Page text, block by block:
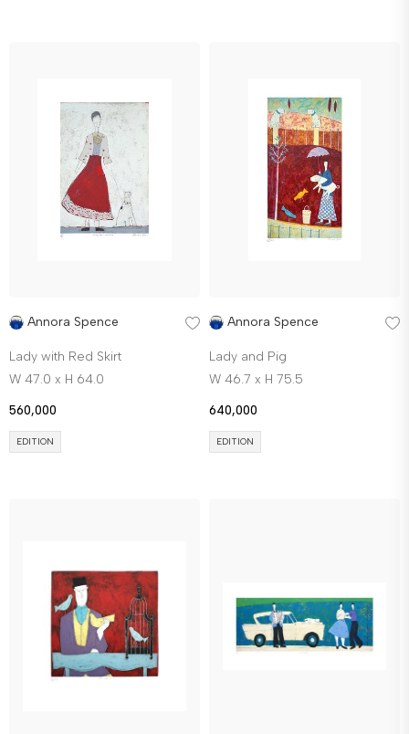
Annora Spence
Lady with Red Skirt
W 47.0 x H 64.0
560,000
EDITION
Annora Spence
Lady and Pig
W 46.7 x H 75.5
640,000
EDITION